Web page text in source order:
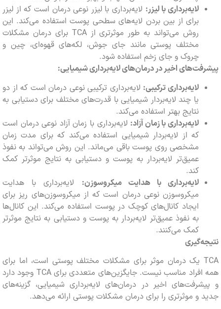
لایه‌برداری با لیزر:لایه‌برداری با لیزر نوعی درمان است که از لیزر
برای از بین بردن لایه‌های سطحی پوست استفاده می‌کند. این
روش می‌تواند به طور موثرتری از TCA برای درمان مشکلات
مختلف پوستی مانند جای جوش، لکه‌های قهوه‌ای، چین و
چروک و جای زخم استفاده شود.
اخیر در درمان‌های لایه‌برداری شیمیایی:
لایه‌برداری ترکیبی:لایه‌برداری ترکیبی نوعی درمان است که از دو
یا چند لایه‌بردار شیمیایی با قدرت‌های مختلف برای دستیابی به
نتایج بهتر استفاده می‌کند.
لایه‌برداری با زمان آزاد:لایه‌برداری با زمان آزاد نوعی درمان است
که از لایه‌بردار شیمیایی استفاده می‌کند که برای مدت زمان
مشخصی روی پوست باقی می‌ماند. این روش می‌تواند به نفوذ
عمیق‌تر لایه‌بردار به پوست و دستیابی به نتایج موثرتر کمک
لایه‌برداری با هدایت میکروسوزن:لایه‌برداری با هدایت
میکروسوزن نوعی درمان است که از میکروسوزن‌های ریز برای
ایجاد کانال‌های کوچک در پوست استفاده می‌کند. این کانال‌ها
به نفوذ عمیق‌تر لایه‌بردار به پوست و دستیابی به نتایج موثرتر
کمک می‌کنند.
TCA یک درمان موثر برای مشکلات مختلف پوستی است، اما برای
همه افراد مناسب نیست. جایگزین‌های متعددی برای TCA وجود دارد
اخیر در درمان‌های لایه‌برداری شیمیایی، گزینه‌های
و موثرتری را برای درمان مشکلات پوستی ارائه می‌دهد.